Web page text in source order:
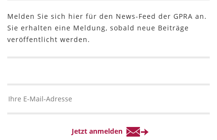
Melden Sie sich hier für den News-Feed der GPRA an.
Sie erhalten eine Meldung, sobald neue Beiträge
veröffentlicht werden.